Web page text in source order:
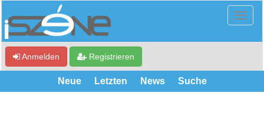
Anmelden Registrieren
Neue Letzten News Suche